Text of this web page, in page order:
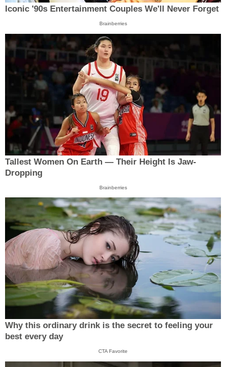
Iconic '90s Entertainment Couples We'll Never Forget
Brainberries
Tallest Women On Earth — Their Height Is Jaw-
Dropping
Brainberries
Why this ordinary drink is the secret to feeling your
best every day
CTA Favorite